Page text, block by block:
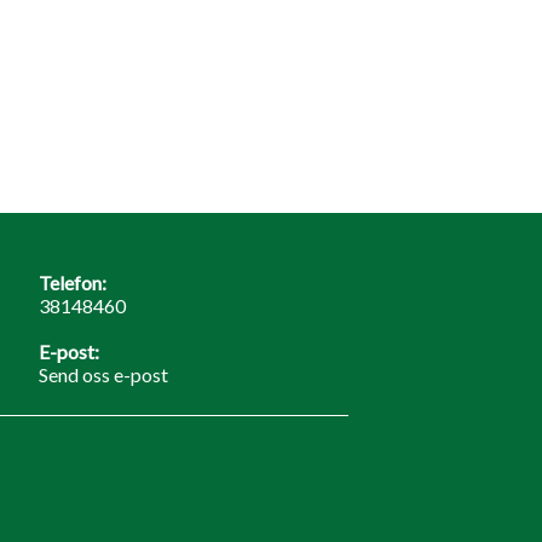
Telefon:
38148460
E-post:
Send oss e-post